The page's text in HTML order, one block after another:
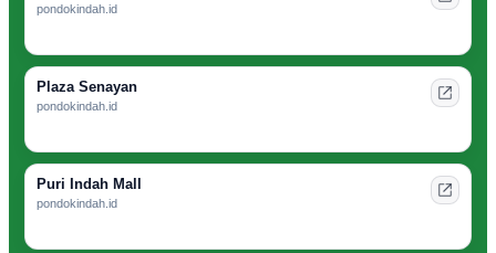
pondokindah.id
Plaza Senayan
pondokindah.id
Puri Indah Mall
pondokindah.id